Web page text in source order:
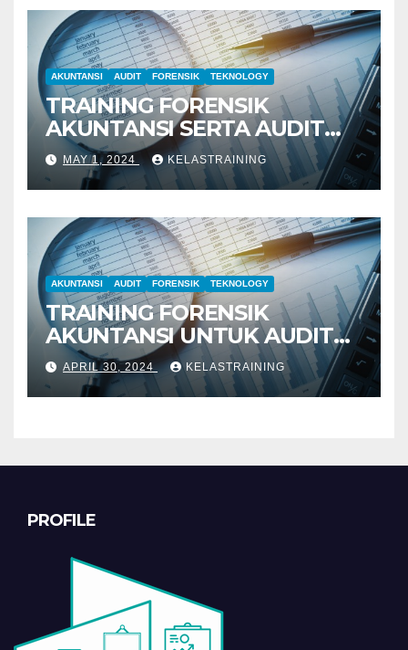
AKUNTANSI AUDIT FORENSIK TEKNOLOGY
TRAINING FORENSIK
AKUNTANSI SERTA AUDIT
PENYELIDIKAN
MAY 1, 2024 KELASTRAINING
AKUNTANSI AUDIT FORENSIK TEKNOLOGY
TRAINING FORENSIK
AKUNTANSI UNTUK AUDIT
INVESTIGATIF
APRIL 30, 2024 KELASTRAINING
PROFILE